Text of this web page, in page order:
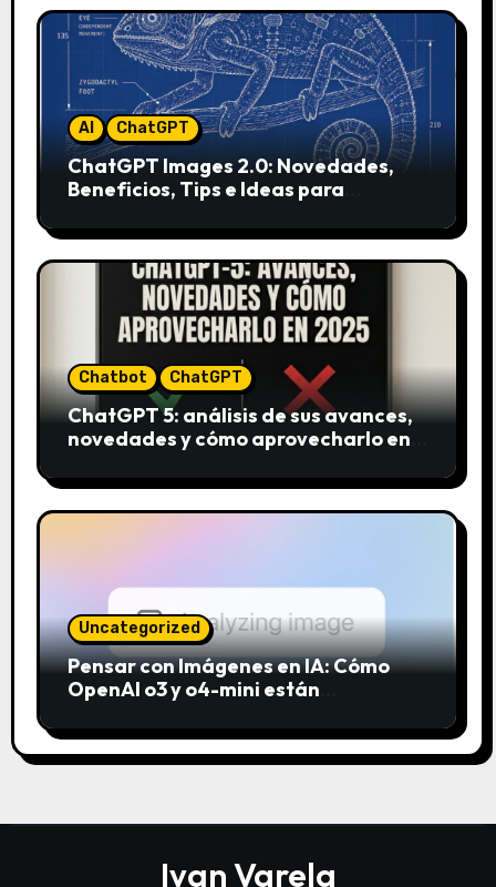
AI ChatGPT
ChatGPT Images 2.0: Novedades,
Beneficios, Tips e Ideas para
Chatbot ChatGPT
ChatGPT 5: análisis de sus avances,
novedades y cómo aprovecharlo en
Uncategorized
Pensar con Imágenes en IA: Cómo
OpenAI o3 y o4-mini están
Ivan Varela